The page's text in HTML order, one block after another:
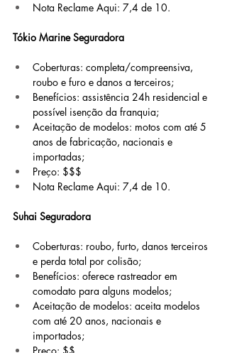
Nota Reclame Aqui: 7,4 de 10.
Tókio Marine Seguradora
Coberturas: completa/compreensiva,
roubo e furo e danos a terceiros;
Benefícios: assistência 24h residencial e
possível isenção da franquia;
Aceitação de modelos: motos com até 5
anos de fabricação, nacionais e
importadas;
Preço: $$$
Nota Reclame Aqui: 7,4 de 10.
Suhai Seguradora
Coberturas: roubo, furto, danos terceiros
e perda total por colisão;
Benefícios: oferece rastreador em
comodato para alguns modelos;
Aceitação de modelos: aceita modelos
com até 20 anos, nacionais e
importados;